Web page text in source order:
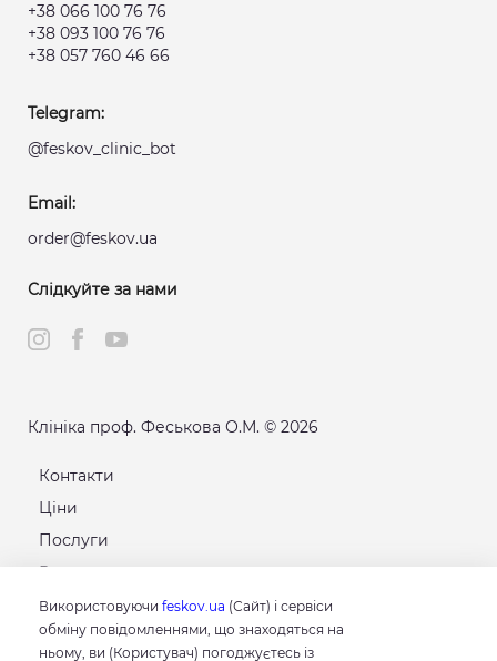
Використовуючи feskov.ua (Сайт) і сервіси
обміну повідомленнями, що знаходяться на
ньому, ви (Користувач) погоджуєтесь із
+38 066 100 76 76
+38 093 100 76 76
+38 057 760 46 66
Telegram:
@feskov_clinic_bot
Email:
order@feskov.ua
Слідкуйте за нами
Клініка проф. Феськова О.М. © 2026
Контакти
Ціни
Послуги
Розклад
Карта сайту